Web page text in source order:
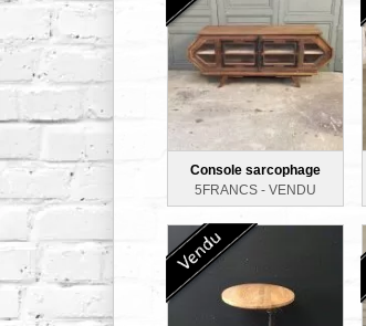
Console sarcophage
5FRANCS -VENDU